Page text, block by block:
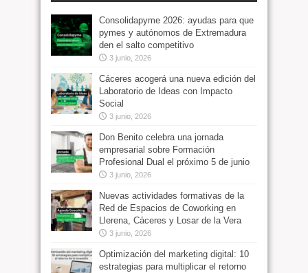
Consolidapyme 2026: ayudas para que
pymes y autónomos de Extremadura
den el salto competitivo
3 junio, 2026
Cáceres acogerá una nueva edición del
Laboratorio de Ideas con Impacto
Social
3 junio, 2026
Don Benito celebra una jornada
empresarial sobre Formación
Profesional Dual el próximo 5 de junio
3 junio, 2026
Nuevas actividades formativas de la
Red de Espacios de Coworking en
Llerena, Cáceres y Losar de la Vera
3 junio, 2026
Optimización del marketing digital: 10
estrategias para multiplicar el retorno